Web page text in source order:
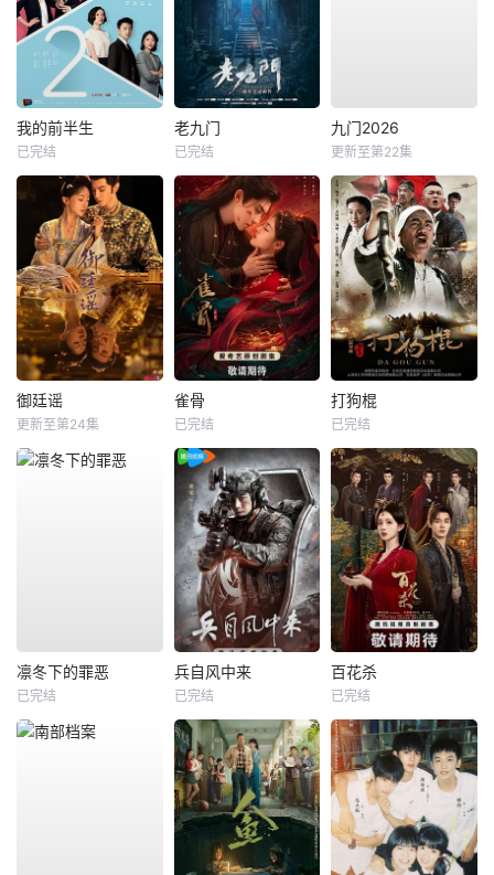
我的前半生
已完结
老九门
已完结
九门2026
更新至第22集
御廷谣
更新至第24集
雀骨
已完结
打狗棍
已完结
凛冬下的罪恶
已完结
兵自风中来
已完结
百花杀
已完结